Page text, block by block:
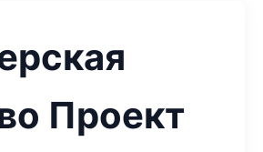
Проект